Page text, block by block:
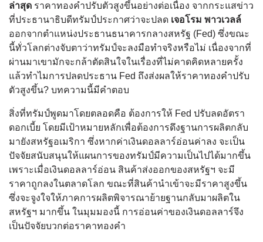
ล่าสุด ราคาทองคำปรับตัวสูงขึ้นอย่างต่อเนื่อง จากกระแสข่าว
ที่ประธานาธิบดีทรัมป์ประกาศว่าจะปลด เจอโรม พาวเวลล์
ออกจากตำแหน่งประธานธนาคารกลางสหรัฐ (Fed) ซึ่งขณะ
นี้ทั่วโลกต่างจับตาว่าทรัมป์จะลงมือทำจริงหรือไม่ เนื่องจากที่
ผ่านมาเขามักจะกล้าตัดสินใจในเรื่องที่ไม่คาดคิดหลายครั้ง
แล้วทำไมการปลดประธาน Fed ถึงส่งผลให้ราคาทองคำปรับ
ตัวสูงขึ้น? บทความนี้มีคำตอบ
สิ่งที่ทรัมป์พูดมาโดยตลอดคือ ต้องการให้ Fed ปรับลดอัตรา
ดอกเบี้ย โดยมีเป้าหมายหลักเพื่อต้องการดึงฐานการผลิตกลับ
มายังสหรัฐอเมริกา ซึ่งหากค่าเงินดอลลาร์อ่อนค่าลง จะเป็น
ปัจจัยสนับสนุนให้แผนการของทรัมป์มีความเป็นไปได้มากขึ้น
เพราะเมื่อเงินดอลลาร์อ่อน สินค้าส่งออกของสหรัฐฯ จะมี
ราคาถูกลงในตลาดโลก ขณะที่สินค้านำเข้าจะมีราคาสูงขึ้น
ซึ่งจะจูงใจให้ภาคการผลิตพิจารณาย้ายฐานกลับมาผลิตใน
สหรัฐฯ มากขึ้น ในมุมมองนี้ การอ่อนค่าของเงินดอลลาร์จึง
เป็นปัจจัยบวกต่อราคาทองคำ